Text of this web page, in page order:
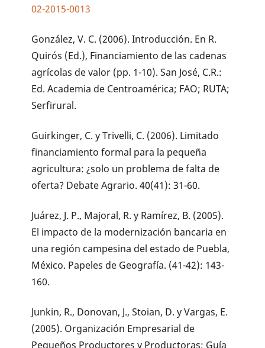
02-2015-0013
González, V. C. (2006). Introducción. En R.
Quirós (Ed.), Financiamiento de las cadenas
agrícolas de valor (pp. 1-10). San José, C.R.:
Ed. Academia de Centroamérica; FAO; RUTA;
Serfirural.
Guirkinger, C. y Trivelli, C. (2006). Limitado
financiamiento formal para la pequeña
agricultura: ¿solo un problema de falta de
oferta? Debate Agrario. 40(41): 31-60.
Juárez, J. P., Majoral, R. y Ramírez, B. (2005).
El impacto de la modernización bancaria en
una región campesina del estado de Puebla,
México. Papeles de Geografía. (41-42): 143-
160.
Junkin, R., Donovan, J., Stoian, D. y Vargas, E.
(2005). Organización Empresarial de
Pequeños Productores y Productoras; Guía